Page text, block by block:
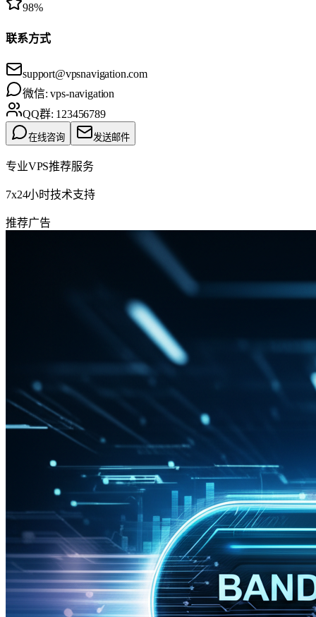
98%
联系方式
support@vpsnavigation.com
微信:vps-navigation
QQ群: 123456789
在线咨询 发送邮件
专业VPS推荐服务
7x24小时技术支持
推荐广告